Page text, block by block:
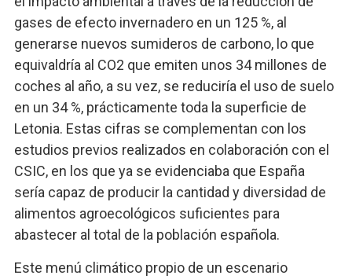
gases de efecto invernadero en un 125 %, al
generarse nuevos sumideros de carbono, lo que
equivaldría al CO2 que emiten unos 34 millones de
coches al año, a su vez, se reduciría el uso de suelo
en un 34 %, prácticamente toda la superficie de
Letonia. Estas cifras se complementan con los
estudios previos realizados en colaboración con el
CSIC, en los que ya se evidenciaba que España
sería capaz de producir la cantidad y diversidad de
alimentos agroecológicos suficientes para
abastecer al total de la población española.
Este menú climático propio de un escenario